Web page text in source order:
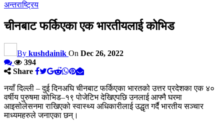
अन्तराष्ट्रिय
चीनबाट फर्किएका एक भारतीयलाई कोभिड
By kushdainik On Dec 26, 2022
394
Share
नयाँ दिल्ली – दुई दिनअघि चीनबाट फर्किएका भारतको उत्तर प्रदेशका एक ४०
वर्षीय पुरुषमा कोभिड–१९ पोजेटिभ देखिएपछि उनलाई आफ्नै घरमा
आइसोलेसनमा राखिएको स्वास्थ्य अधिकारीलाई उद्धृत गर्दै भारतीय सञ्चार
माध्यमहरुले जनाएका छन्।